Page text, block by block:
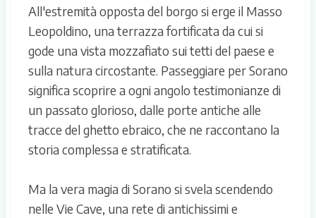
All'estremità opposta del borgo si erge il Masso
Leopoldino, una terrazza fortificata da cui si
gode una vista mozzafiato sui tetti del paese e
sulla natura circostante. Passeggiare per Sorano
significa scoprire a ogni angolo testimonianze di
un passato glorioso, dalle porte antiche alle
tracce del ghetto ebraico, che ne raccontano la
storia complessa e stratificata.
Ma la vera magia di Sorano si svela scendendo
nelle Vie Cave, una rete di antichissimi e